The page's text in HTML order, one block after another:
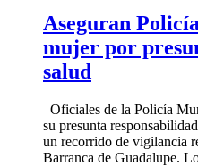
Aseguran
mujer por
salud
Oficiales de la Policía
su presunta
un recorrido de vigilancia
Barranca de Guadalupe.